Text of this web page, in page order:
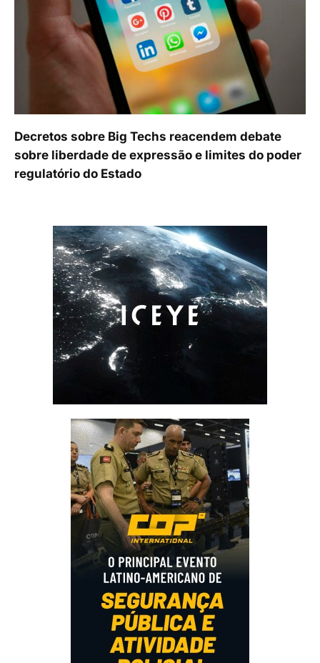
Decretos sobre Big Techs reacendem debate
sobre liberdade de expressão e limites do poder
regulatório do Estado